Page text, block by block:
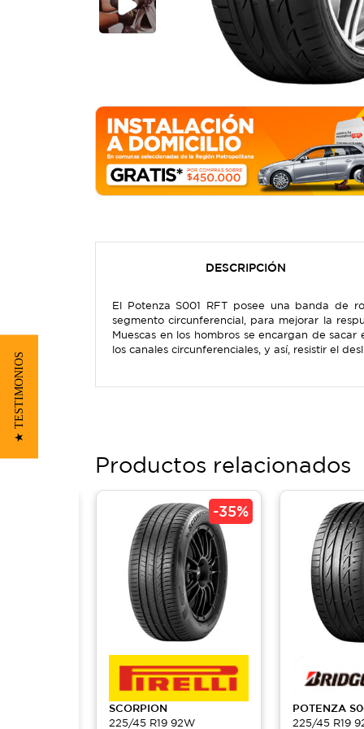
DESCRIPCIÓN
El Potenza S001 RFT posee una banda de
segmento circunferencial, para mejorar la
Muescas en los hombros se encargan de
los canales circunferenciales, y así, resistir el
Productos relacionados
-35%
SCORPION
225/45 R19 92W
POTENZA
225/45 R19
★ TESTIMONIOS